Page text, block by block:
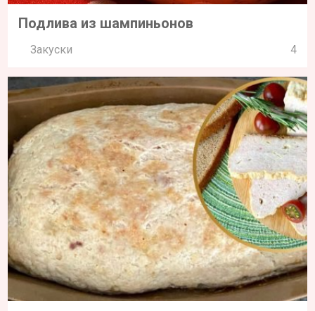
Подлива из шампиньонов
Закуски 4